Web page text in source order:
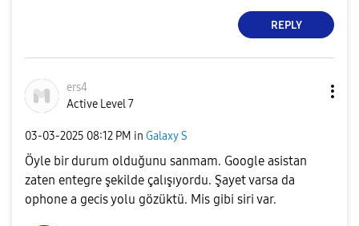
REPLY
ers4
Active Level 7
‎03-03-2025 08:12 PM in Galaxy S
Öyle bir durum olduğunu sanmam. Google asistan
zaten entegre şekilde çalışıyordu. Şayet varsa da
ophone a gecis yolu gözüktü. Mis gibi siri var.